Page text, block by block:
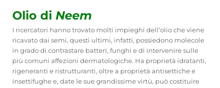
Olio di Neem
I ricercatori hanno trovato molti impieghi dell’olio che viene
ricavato dai semi, questi ultimi, infatti, possiedono molecole
in grado di contrastare batteri, funghi e di intervenire sulle
più comuni affezioni dermatologiche. Ha proprietà idratanti,
rigeneranti e ristrutturanti, oltre a proprietà antisettiche e
insettifughe e, date le sue grandissime virtù, può costituire